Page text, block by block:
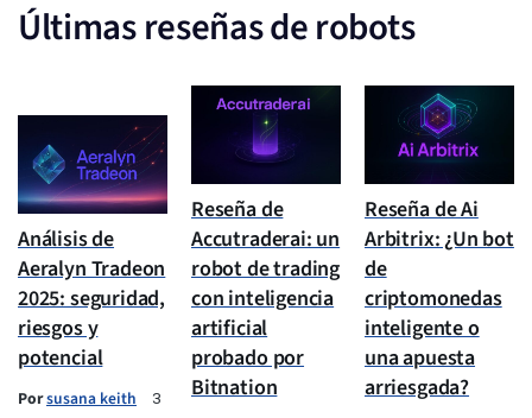
Últimas reseñas de robots
Análisis de
Aeralyn Tradeon
2025: seguridad,
riesgos y
potencial
Porsusana keith
3
Reseña de
Accutraderai: un
robot de trading
con inteligencia
artificial
probado por
Bitnation
Reseña de Ai
Arbitrix: ¿Un bot
de
criptomonedas
inteligente o
una apuesta
arriesgada?